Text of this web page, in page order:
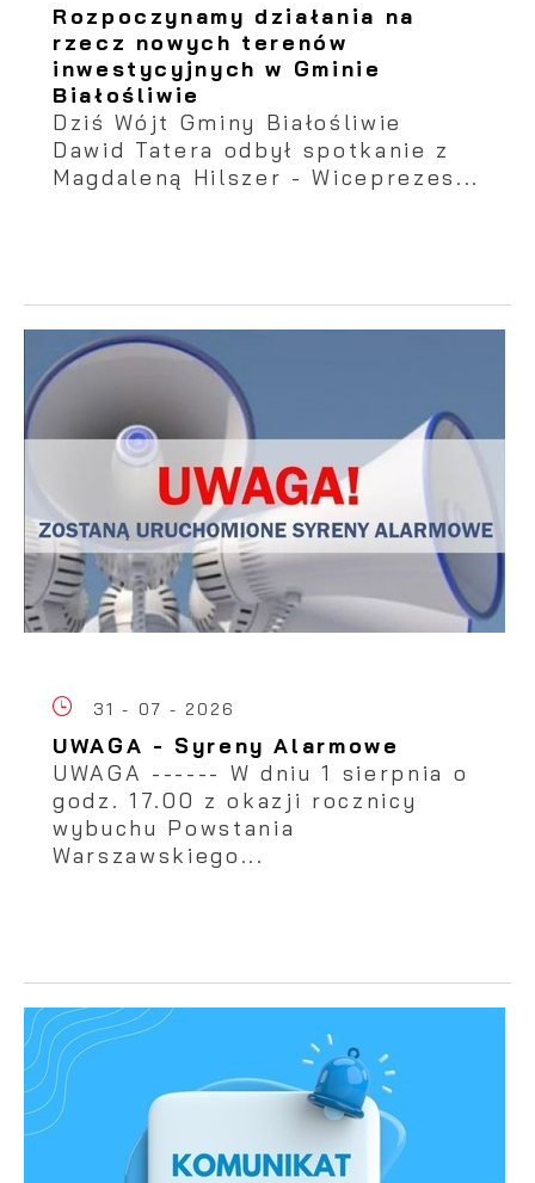
Rozpoczynamy działania na
rzecz nowych terenów
inwestycyjnych w Gminie
Białośliwie
Dziś Wójt Gminy Białośliwie
Dawid Tatera odbył spotkanie z
Magdaleną Hilszer - Wiceprezes...
31 - 07 - 2026
UWAGA - Syreny Alarmowe
UWAGA ------ W dniu 1 sierpnia o
godz. 17.00 z okazji rocznicy
wybuchu Powstania
Warszawskiego...